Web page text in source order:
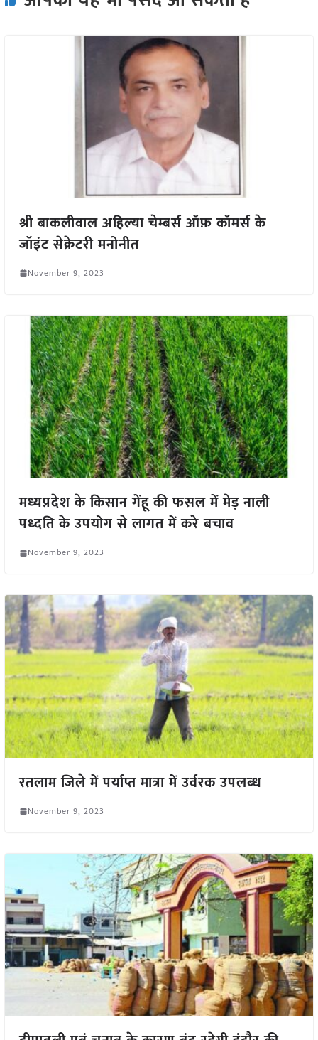
श्री बाकलीवाल अहिल्या चेम्बर्स ऑफ़ कॉमर्स के
जॉइंट सेक्रेटरी मनोनीत
November 9, 2023
मध्यप्रदेश के किसान गेंहू की फसल में मेड़ नाली
पध्दति के उपयोग से लागत में करे बचाव
November 9, 2023
रतलाम जिले में पर्याप्त मात्रा में उर्वरक उपलब्‍ध
November 9, 2023